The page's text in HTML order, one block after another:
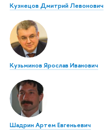
Кузнецов Дмитрий Левонович
Кузьминов Ярослав Иванович
Шадрин Артем Евгеньевич